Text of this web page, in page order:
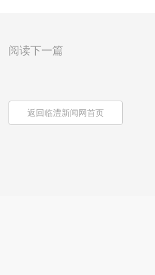
阅读下一篇
返回临澧新闻网首页